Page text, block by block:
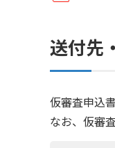
送付先
仮審査申込
なお、仮審